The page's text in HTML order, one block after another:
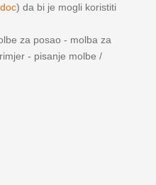
) da bi je mogli koristiti
za posao - molba za
- pisanje molbe /